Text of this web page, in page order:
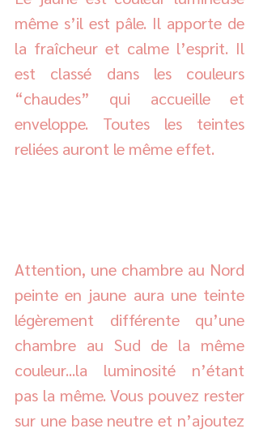
même s’il est pâle. Il apporte de
la fraîcheur et calme l’esprit. Il
est classé dans les couleurs
“chaudes” qui accueille et
enveloppe. Toutes les teintes
reliées auront le même effet.
Attention, une chambre au Nord
peinte en jaune aura une teinte
légèrement différente qu’une
chambre au Sud de la même
couleur...la luminosité n’étant
pas la même. Vous pouvez rester
sur une base neutre et n’ajoutez